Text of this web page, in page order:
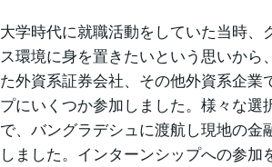
大学時代に就職活動をしていた当時、
ス環境に身を置きたいという思いから
た外資系証券会社、その他外資系企業
プにいくつか参加しました。様々な選
で、バングラデシュに渡航し現地の金
しました。インターンシップへの参加